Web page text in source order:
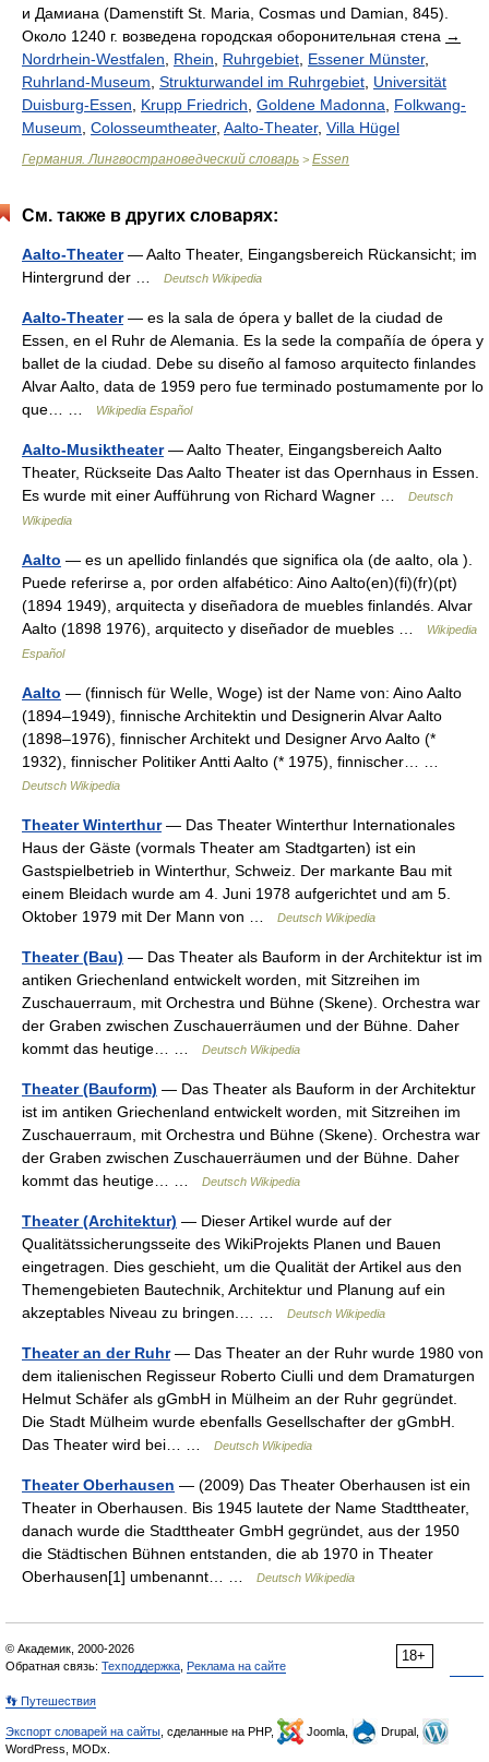
и Дамиана (Damenstift St. Maria, Cosmas und Damian, 845).
Около 1240 г. возведена городская оборонительная стена →
Nordrhein-Westfalen
Rhein Ruhrgebiet Essener Münster,
Ruhrland-Museum Strukturwandel im Ruhrgebiet Universität
Duisburg-Essen
Krupp Friedrich Goldene Madonna
Folkwang-
Museum Colosseumtheater, Aalto-Theater, Villa Hügel
Германия. Лингвострановедческий словарь > Essen
См. также в других словарях:
Aalto-Theater— Aalto Theater, Eingangsbereich Rückansicht; im
Hintergrund der …
Deutsch Wikipedia
Aalto-Theater— es la sala de ópera y ballet de la ciudad de
Essen, en el Ruhr de Alemania. Es la sede la compañía de ópera y
ballet de la ciudad. Debe su diseño al famoso arquitecto finlandes
Alvar Aalto, data de 1959 pero fue terminado postumamente por lo
que… …
Wikipedia Español
Aalto-Musiktheater— Aalto Theater, Eingangsbereich Aalto
Theater, Rückseite Das Aalto Theater ist das Opernhaus in Essen.
Es wurde mit einer Aufführung von Richard Wagner …
Deutsch
Wikipedia
Aalto — es un apellido finlandés que significa ola (de aalto, ola ).
Puede referirse a, por orden alfabético: Aino Aalto(en)(fi)(fr)(pt)
(1894 1949), arquitecta y diseñadora de muebles finlandés. Alvar
Aalto (1898 1976), arquitecto y diseñador de muebles …
Wikipedia
Español
Aalto — (finnisch für Welle, Woge) ist der Name von: Aino Aalto
(1894–1949), finnische Architektin und Designerin Alvar Aalto
(1898–1976), finnischer Architekt und Designer Arvo Aalto (*
1932), finnischer Politiker Antti Aalto (* 1975), finnischer… …
Deutsch Wikipedia
Theater Winterthur— Das Theater Winterthur Internationales
Haus der Gäste (vormals Theater am Stadtgarten) ist ein
Gastspielbetrieb in Winterthur, Schweiz. Der markante Bau mit
einem Bleidach wurde am 4. Juni 1978 aufgerichtet und am 5.
Oktober 1979 mit Der Mann von …
Deutsch Wikipedia
Theater (Bau) — Das Theater als Bauform in der Architektur ist im
antiken Griechenland entwickelt worden, mit Sitzreihen im
Zuschauerraum, mit Orchestra und Bühne (Skene). Orchestra war
der Graben zwischen Zuschauerräumen und der Bühne. Daher
kommt das heutige… …
Deutsch Wikipedia
Theater (Bauform) — Das Theater als Bauform in der Architektur
ist im antiken Griechenland entwickelt worden, mit Sitzreihen im
Zuschauerraum, mit Orchestra und Bühne (Skene). Orchestra war
der Graben zwischen Zuschauerräumen und der Bühne. Daher
kommt das heutige… …
Deutsch Wikipedia
Theater (Architektur) — Dieser Artikel wurde auf der
Qualitätssicherungsseite des WikiProjekts Planen und Bauen
eingetragen. Dies geschieht, um die Qualität der Artikel aus den
Themengebieten Bautechnik, Architektur und Planung auf ein
akzeptables Niveau zu bringen.… …
Deutsch Wikipedia
Theater an der Ruhr— Das Theater an der Ruhr wurde 1980 von
dem italienischen Regisseur Roberto Ciulli und dem Dramaturgen
Helmut Schäfer als gGmbH in Mülheim an der Ruhr gegründet.
Die Stadt Mülheim wurde ebenfalls Gesellschafter der gGmbH.
Das Theater wird bei… …
Deutsch Wikipedia
Theater Oberhausen — (2009) Das Theater Oberhausen ist ein
Theater in Oberhausen. Bis 1945 lautete der Name Stadttheater,
danach wurde die Stadttheater GmbH gegründet, aus der 1950
die Städtischen Bühnen entstanden, die ab 1970 in Theater
Oberhausen[1] umbenannt… …
Deutsch Wikipedia
18+
© Академик, 2000-2026
Обратная связь: Техподдержка Реклама на сайте
👣 Путешествия
Экспорт словарей на сайты , сделанные на PHP, Joomla,
Drupal,
WordPress, MODx.